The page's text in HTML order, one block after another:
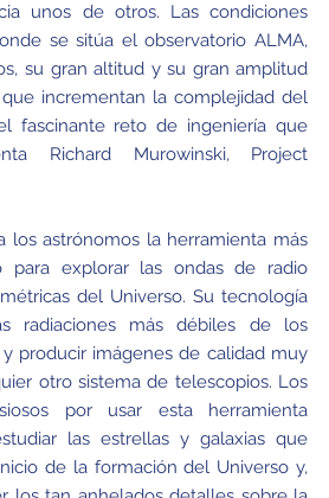
unos de otros. Las condiciones
se sitúa el observatorio ALMA,
su gran altitud y su gran amplitud
incrementan la complejidad del
fascinante reto de ingeniería que
Richard Murowinski, Project
los astrónomos la herramienta más
para explorar las ondas de radio
del Universo. Su tecnología
radiaciones más débiles de los
producir imágenes de calidad muy
otro sistema de telescopios. Los
por usar esta herramienta
las estrellas y galaxias que
de la formación del Universo y,